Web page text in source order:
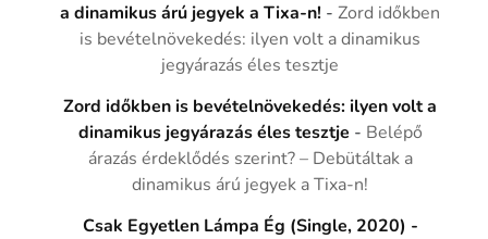
a dinamikus árú jegyek a Tixa-n! -Zord időkben
is bevételnövekedés: ilyen volt a dinamikus
jegyárazás éles tesztje
Zord időkben is bevételnövekedés: ilyen volt a
dinamikus jegyárazás éles tesztje - Belépő
árazás érdeklődés szerint? – Debütáltak a
dinamikus árú jegyek a Tixa-n!
Csak Egyetlen Lámpa Ég (Single, 2020) -